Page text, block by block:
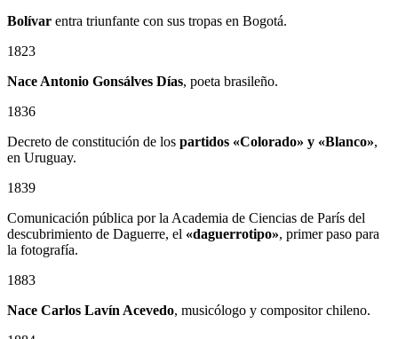
Bolívar entra triunfante con sus tropas en Bogotá.
1823
Nace Antonio Gonsálves Días, poeta brasileño.
1836
Decreto de constitución de los partidos «Colorado» y «Blanco»,
en Uruguay.
1839
Comunicación pública por la Academia de Ciencias de París del
descubrimiento de Daguerre, el «daguerrotipo», primer paso para
la fotografía.
1883
Nace Carlos Lavín Acevedo, musicólogo y compositor chileno.